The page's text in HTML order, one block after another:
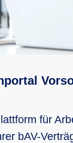
für
bAV-